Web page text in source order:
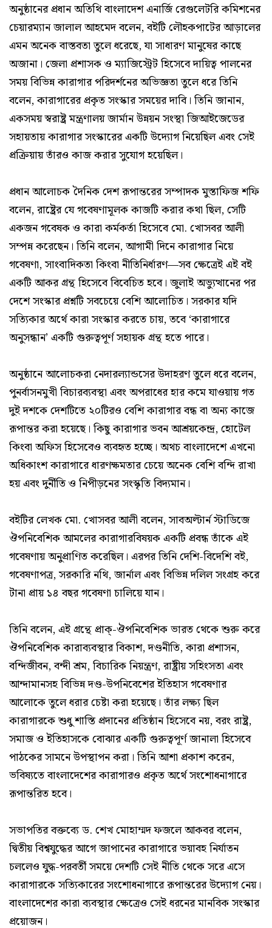
অনুষ্ঠানের প্রধান অতিথি বাংলাদেশ এনার্জি রেগুলেটরি কমিশনের
চেয়ারম্যান জালাল আহমেদ বলেন, বইটি লৌহকপাটের আড়ালের
এমন অনেক বাস্তবতা তুলে ধরেছে, যা সাধারণ মানুষের কাছে
অজানা। জেলা প্রশাসক ও ম্যাজিস্ট্রেট হিসেবে দায়িত্ব পালনের
সময় বিভিন্ন কারাগার পরিদর্শনের অভিজ্ঞতা তুলে ধরে তিনি
বলেন, কারাগারের প্রকৃত সংস্কার সময়ের দাবি। তিনি জানান,
একসময় স্বরাষ্ট্র মন্ত্রণালয় জার্মান উন্নয়ন সংস্থা জিআইজেডের
সহায়তায় কারাগার সংস্কারের একটি উদ্যোগ নিয়েছিল এবং সেই
প্রক্রিয়ায় তাঁরও কাজ করার সুযোগ হয়েছিল।
প্রধান আলোচক দৈনিক দেশ রূপান্তরের সম্পাদক মুস্তাফিজ শফি
বলেন, রাষ্ট্রের যে গবেষণামূলক কাজটি করার কথা ছিল, সেটি
একজন গবেষক ও কারা কর্মকর্তা হিসেবে মো. খোসবর আলী
সম্পন্ন করেছেন। তিনি বলেন, আগামী দিনে কারাগার নিয়ে
গবেষণা, সাংবাদিকতা কিংবা নীতিনির্ধারণ—সব ক্ষেত্রেই এই বই
একটি আকর গ্রন্থ হিসেবে বিবেচিত হবে। জুলাই অভ্যুত্থানের পর
দেশে সংস্কার প্রশ্নটি সবচেয়ে বেশি আলোচিত। সরকার যদি
সত্যিকার অর্থে কারা সংস্কার করতে চায়, তবে ‘কারাগারে
অনুসন্ধান’ একটি গুরুত্বপূর্ণ সহায়ক গ্রন্থ হতে পারে।
অনুষ্ঠানে আলোচকরা নেদারল্যান্ডসের উদাহরণ তুলে ধরে বলেন,
পুনর্বাসনমুখী বিচারব্যবস্থা এবং অপরাধের হার কমে যাওয়ায় গত
দুই দশকে দেশটিতে ২০টিরও বেশি কারাগার বন্ধ বা অন্য কাজে
রূপান্তর করা হয়েছে। কিছু কারাগার ভবন আশ্রয়কেন্দ্র, হোটেল
কিংবা অফিস হিসেবেও ব্যবহৃত হচ্ছে। অথচ বাংলাদেশে এখনো
অধিকাংশ কারাগারে ধারণক্ষমতার চেয়ে অনেক বেশি বন্দি রাখা
হয় এবং দুর্নীতি ও নিপীড়নের সংস্কৃতি বিদ্যমান।
বইটির লেখক মো. খোসবর আলী বলেন, সাবঅল্টার্ন স্টাডিজে
ঔপনিবেশিক আমলের কারাগারবিষয়ক একটি প্রবন্ধ তাঁকে এই
গবেষণায় অনুপ্রাণিত করেছিল। এরপর তিনি দেশি-বিদেশি বই,
গবেষণাপত্র, সরকারি নথি, জার্নাল এবং বিভিন্ন দলিল সংগ্রহ করে
টানা প্রায় ১৪ বছর গবেষণা চালিয়ে যান।
তিনি বলেন, এই গ্রন্থে প্রাক্-ঔপনিবেশিক ভারত থেকে শুরু করে
ঔপনিবেশিক কারাব্যবস্থার বিকাশ, দণ্ডনীতি, কারা প্রশাসন,
বন্দিজীবন, বন্দী শ্রম, বিচারিক নিয়ন্ত্রণ, রাষ্ট্রীয় সহিংসতা এবং
আন্দামানসহ বিভিন্ন দণ্ড-উপনিবেশের ইতিহাস গবেষণার
আলোকে তুলে ধরার চেষ্টা করা হয়েছে। তাঁর লক্ষ্য ছিল
কারাগারকে শুধু শাস্তি প্রদানের প্রতিষ্ঠান হিসেবে নয়, বরং রাষ্ট্র,
সমাজ ও ইতিহাসকে বোঝার একটি গুরুত্বপূর্ণ জানালা হিসেবে
পাঠকের সামনে উপস্থাপন করা। তিনি আশা প্রকাশ করেন,
ভবিষ্যতে বাংলাদেশের কারাগারও প্রকৃত অর্থে সংশোধনাগারে
রূপান্তরিত হবে।
সভাপতির বক্তব্যে ড. শেখ মোহাম্মদ ফজলে আকবর বলেন,
দ্বিতীয় বিশ্বযুদ্ধের আগে জাপানের কারাগারে ভয়াবহ নির্যাতন
চললেও যুদ্ধ-পরবর্তী সময়ে দেশটি সেই নীতি থেকে সরে এসে
কারাগারকে সত্যিকারের সংশোধনাগারে রূপান্তরের উদ্যোগ নেয়।
বাংলাদেশের কারা ব্যবস্থার ক্ষেত্রেও সেই ধরনের মানবিক সংস্কার
প্রয়োজন।